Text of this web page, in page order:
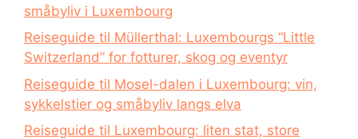
småbyliv i Luxembourg
Reiseguide til Müllerthal: Luxembourgs “Little
Switzerland” for fotturer, skog og eventyr
Reiseguide til Mosel-dalen i Luxembourg: vin,
sykkelstier og småbyliv langs elva
Reiseguide til Luxembourg: liten stat, store